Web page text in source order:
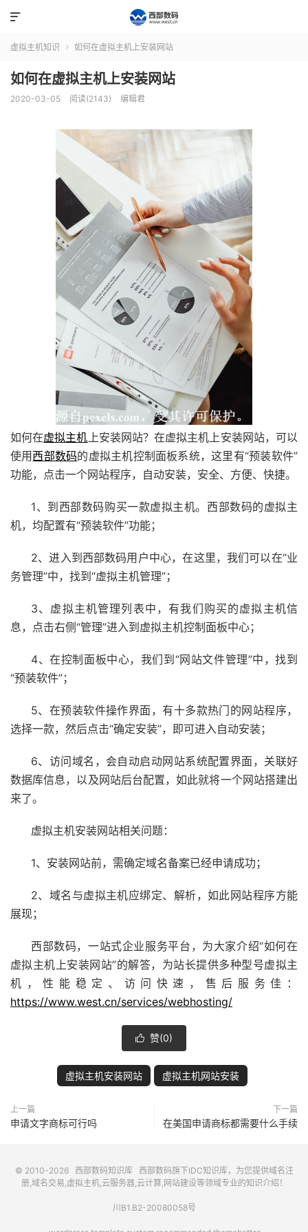

虚拟主机知识  如何在虚拟主机上安装网站
如何在虚拟主机上安装网站
2020-03-05 阅读(2143) 编辑君
如何在虚拟主机上安装网站？在虚拟主机上安装网站，可以
使用 西部数码的虚拟主机控制面板系统，这里有“预装软件”
功能，点击一个网站程序，自动安装，安全、方便、快捷。
1、到西部数码购买一款虚拟主机。西部数码的虚拟主
机，均配置有“预装软件”功能；
2、进入到西部数码用户中心，在这里，我们可以在“业
务管理”中，找到“虚拟主机管理”；
3、虚拟主机管理列表中，有我们购买的虚拟主机信
息，点击右侧“管理”进入到虚拟主机控制面板中心；
4、在控制面板中心，我们到“网站文件管理”中，找到
“预装软件”；
5、在预装软件操作界面，有十多款热门的网站程序，
选择一款，然后点击“确定安装”，即可进入自动安装；
6、访问域名，会自动启动网站系统配置界面，关联好
数据库信息，以及网站后台配置，如此就将一个网站搭建出
来了。
虚拟主机安装网站相关问题：
1、安装网站前，需确定域名备案已经申请成功；
2、域名与虚拟主机应绑定、解析，如此网站程序方能
展现；
西部数码，一站式企业服务平台，为大家介绍“如何在
虚拟主机上安装网站”的解答，为站长提供多种型号虚拟主
机，性能稳定、访问快速，售后服务佳：
https://www.west.cn/services/webhosting/
 赞(0)
虚拟主机安装网站 虚拟主机网站安装
上一篇
申请文字商标可行吗
下一篇
在美国申请商标都需要什么手续
© 2010-2026 西部数码知识库 西部数码旗下IDC知识库，为您提供域名注
册,域名交易,虚拟主机,云服务器,云计算,网站建设等领域专业的知识介绍！
川B1.B2-20080058号